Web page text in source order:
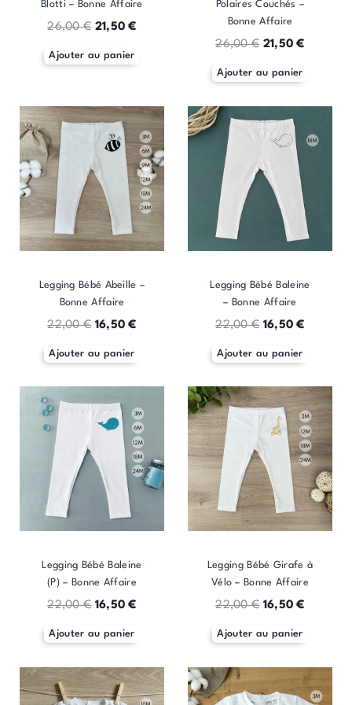
Blotti – Bonne Affaire
26,00€ 21,50€
Ajouter au panier
Polaires Couchés –
Bonne Affaire
26,00€ 21,50€
Ajouter au panier
Legging Bébé Abeille –
Bonne Affaire
22,00€ 16,50€
Ajouter au panier
Legging Bébé Baleine
– Bonne Affaire
22,00€ 16,50€
Ajouter au panier
Legging Bébé Baleine
(P) – Bonne Affaire
22,00€ 16,50€
Ajouter au panier
Legging Bébé Girafe à
Vélo – Bonne Affaire
22,00€ 16,50€
Ajouter au panier